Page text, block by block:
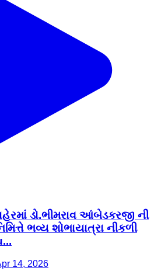
ડો.ભીમરાવ આંબેડકરજી ની
ભવ્ય શોભાયાત્રા નીકળી
14, 2026